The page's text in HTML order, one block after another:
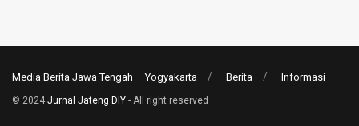
Media Berita Jawa Tengah – Yogyakarta Berita Informasi
© 2024 Jurnal Jateng DIY - All right reserved